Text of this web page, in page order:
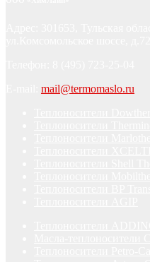
mail@termomaslo.ru